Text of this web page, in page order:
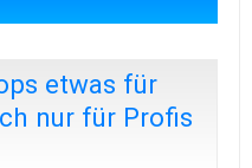
etwas für
nur für Profis